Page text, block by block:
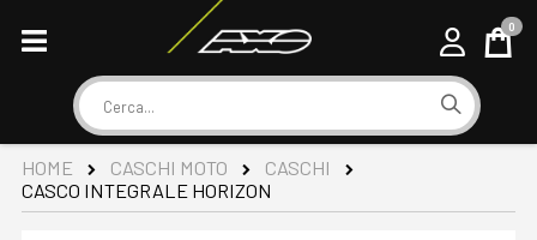
Cerca
Cart
0
HOME CASCHI MOTO
CASCHI
CASCO INTEGRALE HORIZON